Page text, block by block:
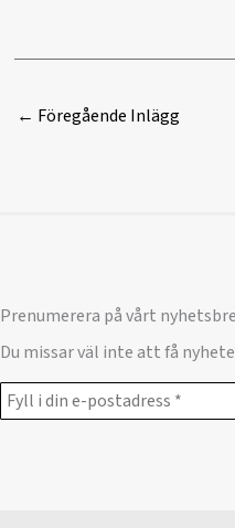
← Föregående Inlägg
Prenumerera på vårt
Du missar väl inte att få